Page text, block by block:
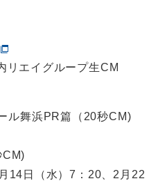
エイグループ生CM
ル舞浜PR篇（20秒CM)
CM)
14日（水）7：20、2月22